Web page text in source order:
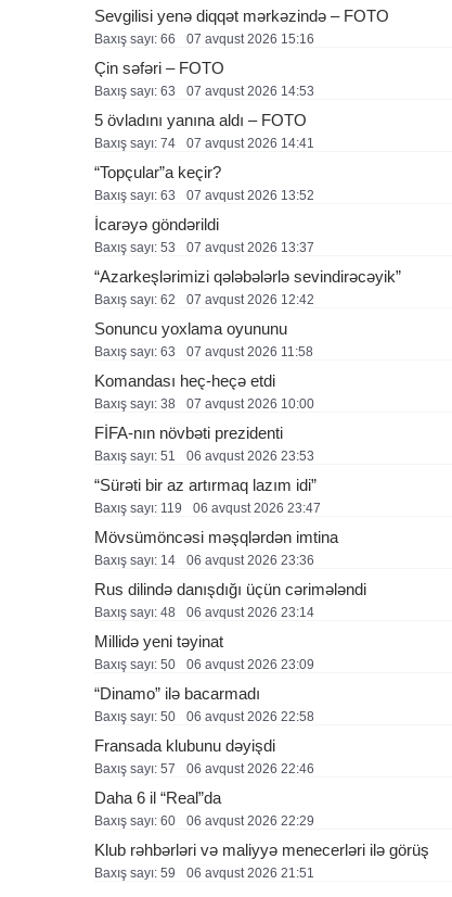
Sevgilisi yenə diqqət mərkəzində – FOTO
Baxış sayı: 66 07 avqust 2026 15:16
Çin səfəri – FOTO
Baxış sayı: 63 07 avqust 2026 14:53
5 övladını yanına aldı – FOTO
Baxış sayı: 74 07 avqust 2026 14:41
“Topçular”a keçir?
Baxış sayı: 63 07 avqust 2026 13:52
İcarəyə göndərildi
Baxış sayı: 53 07 avqust 2026 13:37
“Azarkeşlərimizi qələbələrlə sevindirəcəyik”
Baxış sayı: 62 07 avqust 2026 12:42
Sonuncu yoxlama oyununu
Baxış sayı: 63 07 avqust 2026 11:58
Komandası heç-heçə etdi
Baxış sayı: 38 07 avqust 2026 10:00
FİFA-nın növbəti prezidenti
Baxış sayı: 51 06 avqust 2026 23:53
“Sürəti bir az artırmaq lazım idi”
Baxış sayı: 119 06 avqust 2026 23:47
Mövsümöncəsi məşqlərdən imtina
Baxış sayı: 14 06 avqust 2026 23:36
Rus dilində danışdığı üçün cərimələndi
Baxış sayı: 48 06 avqust 2026 23:14
Millidə yeni təyinat
Baxış sayı: 50 06 avqust 2026 23:09
“Dinamo” ilə bacarmadı
Baxış sayı: 50 06 avqust 2026 22:58
Fransada klubunu dəyişdi
Baxış sayı: 57 06 avqust 2026 22:46
Daha 6 il “Real”da
Baxış sayı: 60 06 avqust 2026 22:29
Klub rəhbərləri və maliyyə menecerləri ilə görüş
Baxış sayı: 59 06 avqust 2026 21:51